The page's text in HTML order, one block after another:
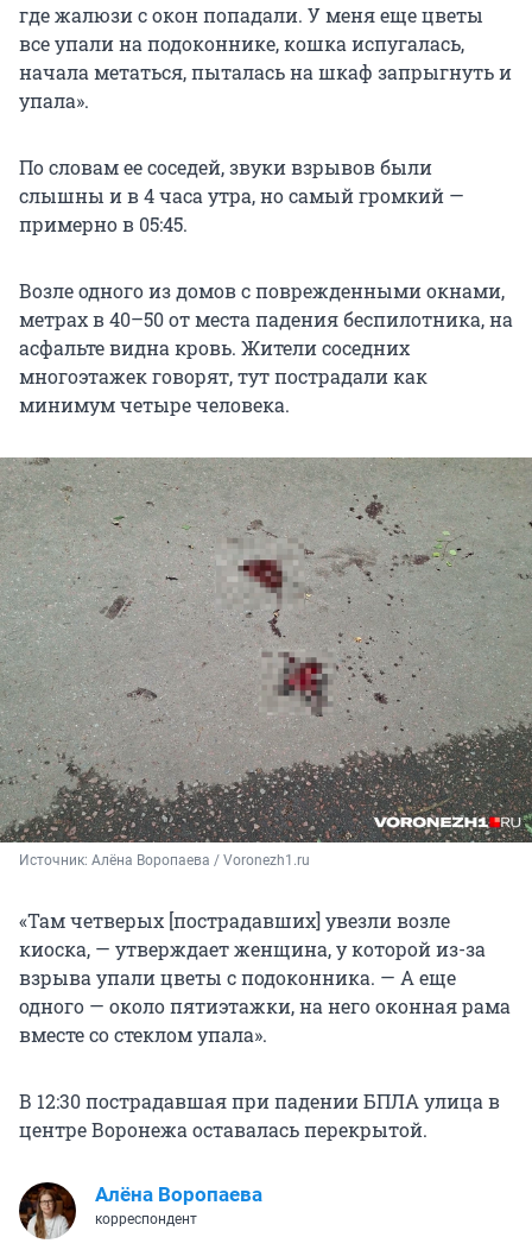
где жалюзи с окон попадали. У меня еще цветы
все упали на подоконнике, кошка испугалась,
начала метаться, пыталась на шкаф запрыгнуть и
упала».
По словам ее соседей, звуки взрывов были
слышны и в 4 часа утра, но самый громкий —
примерно в 05:45.
Возле одного из домов с поврежденными окнами,
метрах в 40–50 от места падения беспилотника, на
асфальте видна кровь. Жители соседних
многоэтажек говорят, тут пострадали как
минимум четыре человека.
Источник: Алёна Воропаева / Voronezh1.ru
«Там четверых [пострадавших] увезли возле
киоска, — утверждает женщина, у которой из-за
взрыва упали цветы с подоконника. — А еще
одного — около пятиэтажки, на него оконная рама
вместе со стеклом упала».
В 12:30 пострадавшая при падении БПЛА улица в
центре Воронежа оставалась перекрытой.
Алёна Воропаева
корреспондент